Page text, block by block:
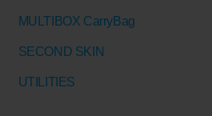
MULTIBOX CarryBag
SECOND SKIN
UTILITIES